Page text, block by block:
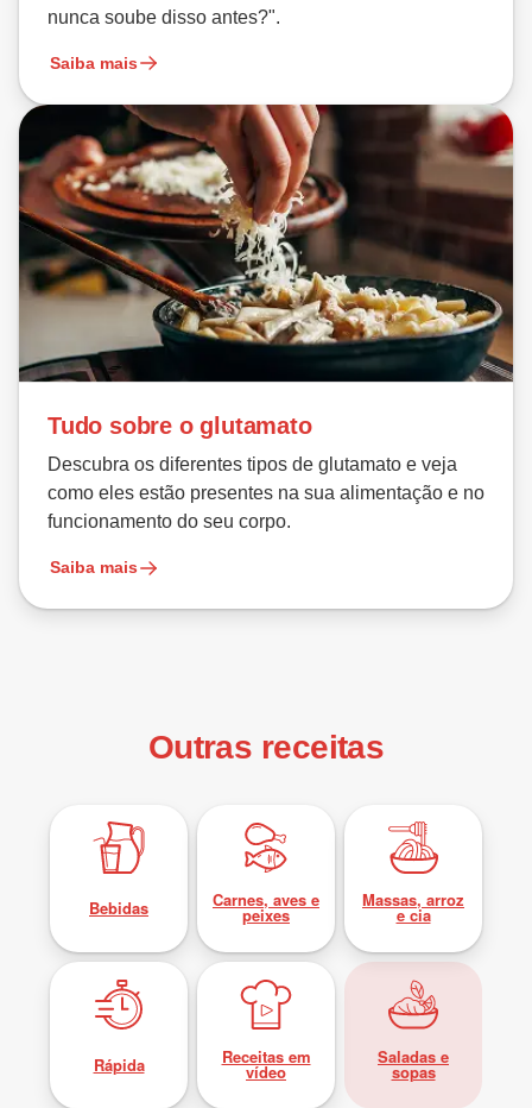
nunca soube disso antes?".
Saiba mais
Tudo sobre o glutamato
Descubra os diferentes tipos de glutamato e veja
como eles estão presentes na sua alimentação e no
funcionamento do seu corpo.
Saiba mais
Outras receitas
Bebidas Carnes, aves e
peixes
Massas, arroz
e cia
Rápida Receitas em
vídeo
Saladas e
sopas